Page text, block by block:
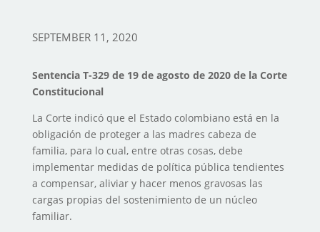
SEPTEMBER 11, 2020
Sentencia T-329 de 19 de agosto de 2020 de la Corte
Constitucional
La Corte indicó que el Estado colombiano está en la
obligación de proteger a las madres cabeza de
familia, para lo cual, entre otras cosas, debe
implementar medidas de política pública tendientes
a compensar, aliviar y hacer menos gravosas las
cargas propias del sostenimiento de un núcleo
familiar.